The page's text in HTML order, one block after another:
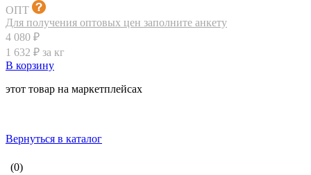
ОПТ
Для получения оптовых цен заполните анкету
4 080 ₽
1 632 ₽ за кг
В корзину
этот товар на маркетплейсах
Вернуться в каталог
(0)